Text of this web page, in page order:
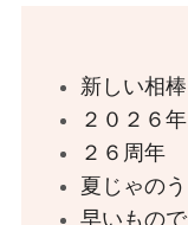
新しい相棒
２０２６
２６周年
夏じゃのう
早いもので